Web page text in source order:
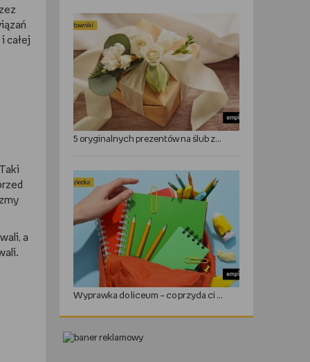
całej
a
5 oryginalnych prezentów na ślub zamiast kwiatów
Wyprawka do liceum – co przyda ci się w roku szkolnym?